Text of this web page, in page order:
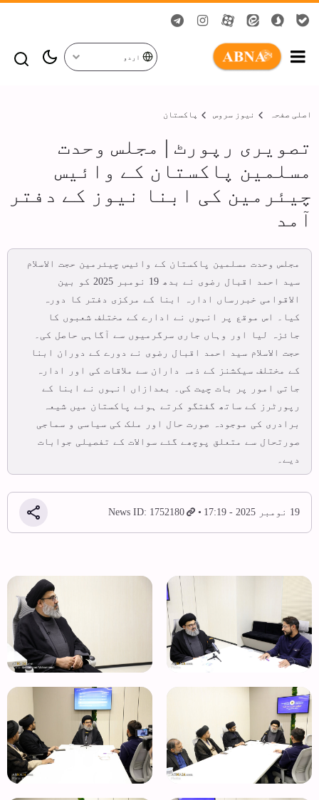
اردو
اصلی صفحہ نیوز سروس پاکستان
تصویری رپورٹ | مجلس وحدت
مسلمین پاکستان کے وائیس
چیئرمین کی ابنا نیوز کے دفتر
آمد
مجلس وحدت مسلمین پاکستان کے وائیس چیئرمین حجت الاسلام
سید احمد اقبال رضوی نے بدھ 19 نومبر 2025 کو بین
الاقوامی خبررساں ادارہ ابنا کے مرکزی دفتر کا دورہ
کیا۔ اس موقع پر انہوں نے ادارے کے مختلف شعبوں کا
جائزہ لیا اور وہاں جاری سرگرمیوں سے آگاہی حاصل کی۔
حجت الاسلام سید احمد اقبال رضوی نے دورے کے دوران ابنا
کے مختلف سیکشنز کے ذمہ داران سے ملاقات کی اور ادارہ
جاتی امور پر بات چیت کی۔ بعدازاں انہوں نے ابنا کے
رپورٹرز کے ساتھ گفتگو کرتے ہوئے پاکستان میں شیعہ
برادری کی موجودہ صورت حال اور ملک کی سیاسی و سماجی
صورتحال سے متعلق پوچھے گئے سوالات کے تفصیلی جوابات
دیے۔
19 نومبر 2025 - 17:19 News ID: 1752180